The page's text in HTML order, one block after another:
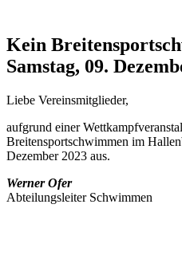
Kein
Samstag, 09.
Liebe Vereinsmitglieder,
aufgrund einer
Breitensportschwimmen im
Dezember 2023 aus.
Werner Ofer
Abteilungsleiter Schwimmen